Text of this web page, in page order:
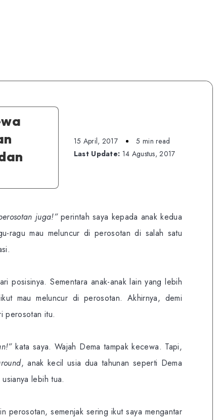
15 April, 2017
5 min read
Last Update: 14 Agustus, 2017
juga!”perintah saya kepada anak kedua
ragu mau meluncur di perosotan di salah satu
posisinya. Sementara anak-anak lain yang lebih
mau meluncur di perosotan. Akhirnya, demi
perosotan itu.
kata saya. Wajah Dema tampak kecewa. Tapi,
, anak kecil usia dua tahunan seperti Dema
lebih tua.
perosotan, semenjak sering ikut saya mengantar